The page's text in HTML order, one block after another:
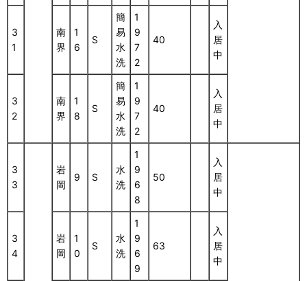
3
1
南
界
1
6
S
簡
易
水
洗
1
9
7
2
40
入
居
中
3
2
南
界
1
8
S
簡
易
水
洗
1
9
7
2
40
入
居
中
3
3
岩
岡
9 S
水
洗
1
9
6
8
50
入
居
中
3
4
岩
岡
1
0
S
水
洗
1
9
6
9
63
入
居
中